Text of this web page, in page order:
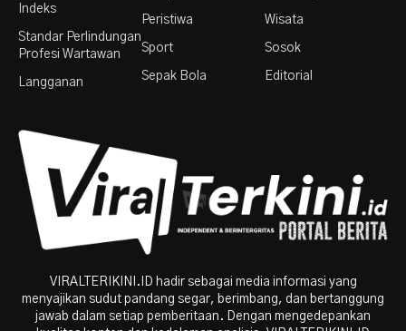
Indeks
Standar Perlindungan
Profesi Wartawan
Langganan
Peristiwa
Sport
Sepak Bola
Wisata
Sosok
Editorial
VIRALTERIKINI.ID hadir sebagai media informasi yang
menyajikan sudut pandang segar, berimbang, dan bertanggung
jawab dalam setiap pemberitaan. Dengan mengedepankan